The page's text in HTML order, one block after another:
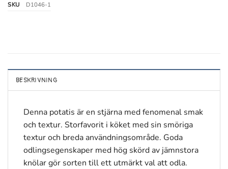
SKU D1046-1
BESKRIVNING
Denna potatis är en stjärna med fenomenal smak
och textur. Storfavorit i köket med sin smöriga
textur och breda användningsområde. Goda
odlingsegenskaper med hög skörd av jämnstora
knölar gör sorten till ett utmärkt val att odla.